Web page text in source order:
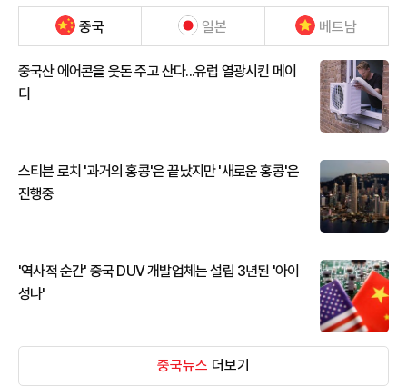
중국 일본 베트남
중국산 에어콘을 웃돈 주고 산다...유럽 열광시킨 메이
디
스티븐 로치 '과거의 홍콩'은 끝났지만 '새로운 홍콩'은
진행중
'역사적 순간' 중국 DUV 개발업체는 설립 3년된 '아이
성나'
중국뉴스 더보기